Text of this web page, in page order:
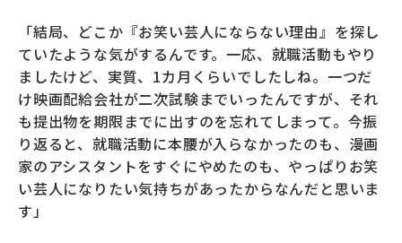
「結局、どこか『お笑い芸人にならない理由』を探し
ていたような気がするんです。一応、就職活動もやり
ましたけど、実質、1カ月くらいでしたしね。一つだ
け映画配給会社が二次試験までいったんですが、それ
も提出物を期限までに出すのを忘れてしまって。今振
り返ると、就職活動に本腰が入らなかったのも、漫画
家のアシスタントをすぐにやめたのも、やっぱりお笑
い芸人になりたい気持ちがあったからなんだと思いま
す」